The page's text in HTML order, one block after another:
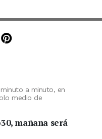
X (Twitter)
en TikTok
de Minuto30 en
Minuto30 en LinkedIn
Minuto30 en
a minuto, en
medio de
mañana será